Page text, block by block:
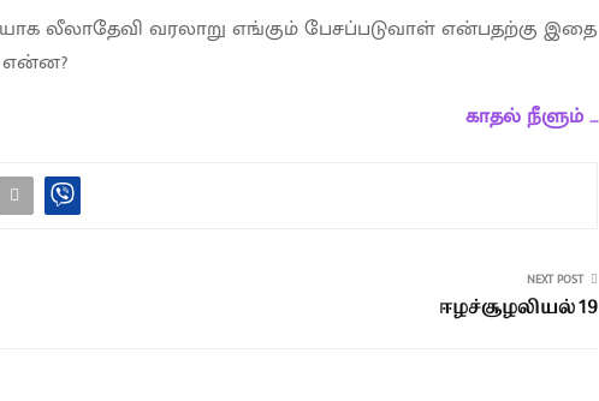
லீலாதேவி வரலாறு எங்கும் பேசப்படுவாள் என்பதற்கு இதை
என்ன?
காதல் நீளும் …
NEXT POST
ஈழச்சூழலியல் 19